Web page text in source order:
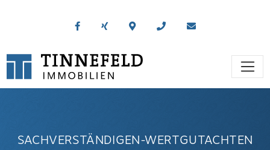
SACHVERSTÄNDIGEN-WERTGUTACHTEN